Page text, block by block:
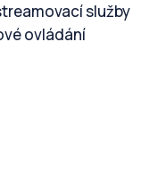
služby
ovládání